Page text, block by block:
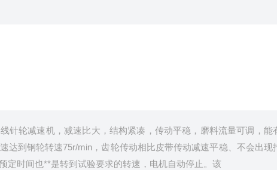
针轮减速机，减速比大，结构紧凑，传动平稳，磨料流量可调，能
达到钢轮转速75r/min，齿轮传动相比皮带传动减速平稳、不会出现
定时间也**是转到试验要求的转速，电机自动停止。该